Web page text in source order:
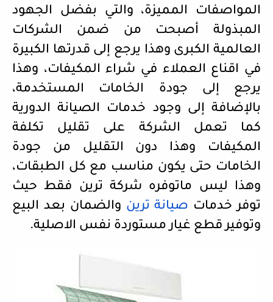
المواصفات المميزة، والتي بفضل الجهود
المبذولة أصبحت من ضمن الشركات
العالمية الكبرى وهذا يرجع إلى قدرتها الكبيرة
في اقناع العملاء في شراء المكيفات، وهذا
يرجع إلى جودة الخامات المستخدمة،
بالإضافة إلى وجود خدمات الصيانة الدورية
كما تعمل الشركة على تقليل تكلفة
المكيفات وهذا دون التقليل من جودة
الخامات حتى يكون مناسب مع كل الطبقات،
وهذا ليس ماتوفره شركة ترين فقط حيث
توفر خدمات صيانة ترين والضمان بعد البيع
وتوفير قطع غيار مستوردة نفس الاصلية.